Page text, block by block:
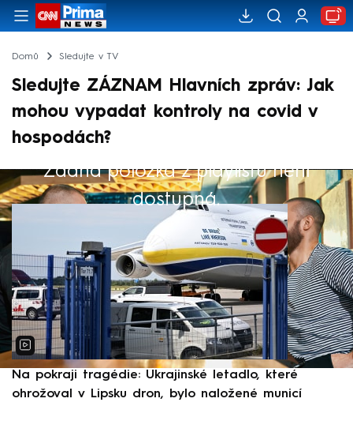
Domů Sledujte v TV
Sledujte ZÁZNAM Hlavních zpráv: Jak
mohou vypadat kontroly na covid v
hospodách?
Žádná položka z playlistu není
dostupná.
Výběr redakce
Na pokraji tragédie: Ukrajinské letadlo, které
ohrožoval v Lipsku dron, bylo naložené municí